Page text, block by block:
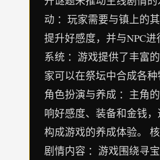
动 ：玩家需要与镇上的其
提升好感度，并与NPC
系统 ：游戏提供了丰富
家可以在祭坛中合成各种
角色扮演与养成 ：主角
响好感度、装备和金钱
构成游戏的养成体验。
剧情内容 ：游戏围绕寻